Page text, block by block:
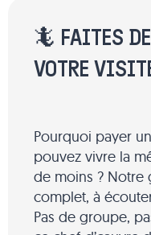
🦎 FAITES
VOTRE
Pourquoi payer
pouvez vivre la
de moins ? Notre
complet, à
Pas de groupe,